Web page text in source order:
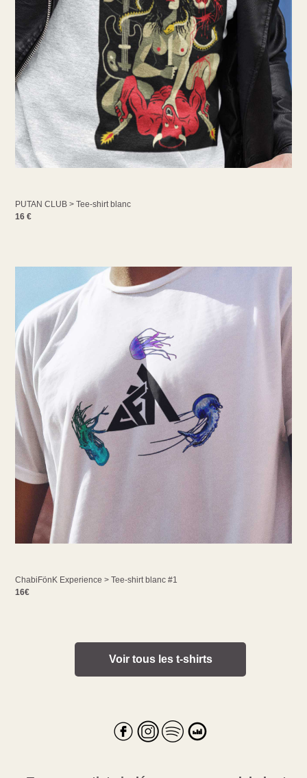
PUTAN CLUB > Tee-shirt blanc
16 €
ChabiFönK Experience > Tee-shirt blanc #1
16€
Voir tous les t-shirts